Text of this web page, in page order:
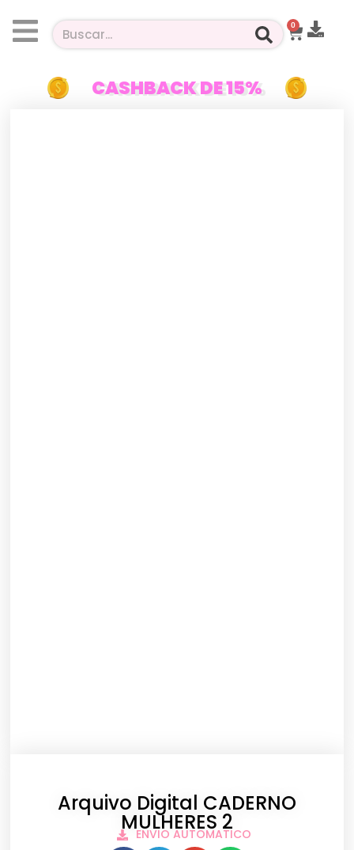
0
CASHBACK DE 15%
Arquivo Digital CADERNO
MULHERES 2
ENVIO AUTOMATICO